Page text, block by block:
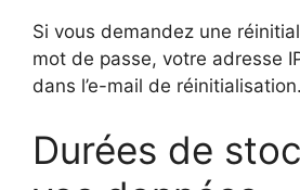
Si vous demandez une
mot de passe, votre adresse
dans l’e-mail de réinitialisation.
Durées de